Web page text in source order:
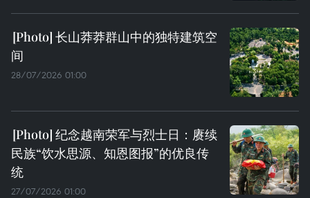
长山莽莽群山中的独特建筑空
间
28/07/2026 01:00
纪念越南荣军与烈士日：赓续
民族“饮水思源、知恩图报”的优良传
统
27/07/2026 01:00